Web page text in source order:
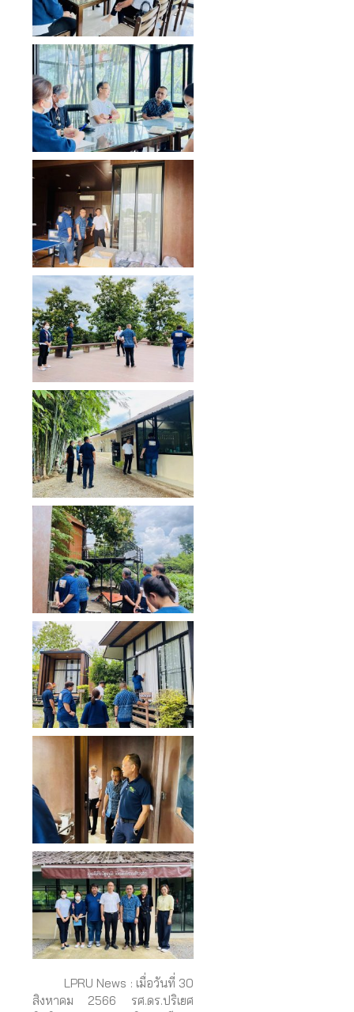
LPRU News : เมื่อวันที่ 30
สิงหาคม 2566 รศ.ดร.ปริเยศ